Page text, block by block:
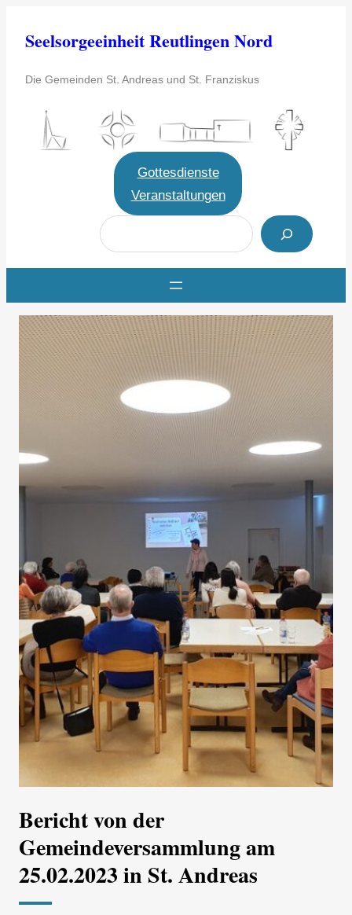
InhaltSeelsorgeeinheit Reutlingen Nord
Die Gemeinden St. Andreas und St. Franziskus
Gottesdienste
Veranstaltungen
S
u
c
e
n
Bericht von der
Gemeindeversammlung am
25.02.2023 in St. Andreas